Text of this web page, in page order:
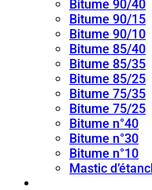
Bitume 90/40
Bitume 90/15
Bitume 90/10
Bitume 85/40
Bitume 85/35
Bitume 85/25
Bitume 75/35
Bitume 75/25
Bitume n°40
Bitume n°30
Bitume n°10
Mastic